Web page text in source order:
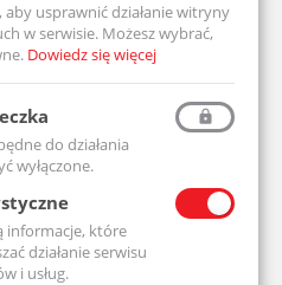
6204
Ceny produktów
widoczne dopiero po
posiadasz konta,
zarejestruj się.
Zespół
UCF206-
aby usprawnić działanie witryny
w serwisie. Możesz wybrać,
Dowiedz się więcej
do działania
wyłączone.
informacje, które
działanie serwisu
i usług.